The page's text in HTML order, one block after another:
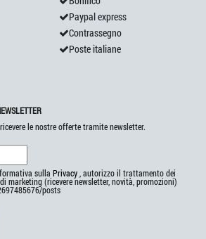
Paypal express
Contrassegno
Poste italiane
le nostre offerte tramite newsletter.
sulla Privacy , autorizzo il trattamento dei
marketing (ricevere newsletter, novità, promozioni)
posts